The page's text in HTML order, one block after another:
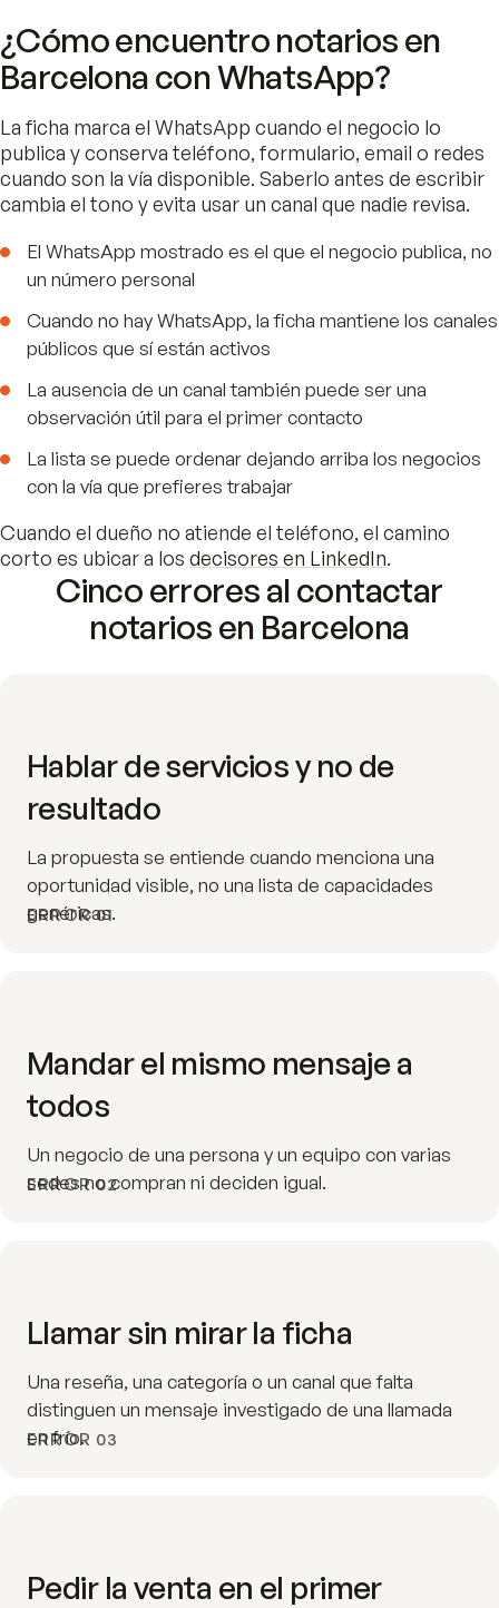
¿Cómo encuentro notarios en
Barcelona con WhatsApp?
La ficha marca el WhatsApp cuando el negocio lo
publica y conserva teléfono, formulario, email o redes
cuando son la vía disponible. Saberlo antes de escribir
cambia el tono y evita usar un canal que nadie revisa.
El WhatsApp mostrado es el que el negocio publica, no
un número personal
Cuando no hay WhatsApp, la ficha mantiene los canales
públicos que sí están activos
La ausencia de un canal también puede ser una
observación útil para el primer contacto
La lista se puede ordenar dejando arriba los negocios
con la vía que prefieres trabajar
Cuando el dueño no atiende el teléfono, el camino
corto es ubicar a los decisores en LinkedIn.
Cinco errores al contactar
notarios en Barcelona
ERROR 01
Hablar de servicios y no de
resultado
La propuesta se entiende cuando menciona una
oportunidad visible, no una lista de capacidades
genéricas.
ERROR 02
Mandar el mismo mensaje a
todos
Un negocio de una persona y un equipo con varias
sedes no compran ni deciden igual.
ERROR 03
Llamar sin mirar la ficha
Una reseña, una categoría o un canal que falta
distinguen un mensaje investigado de una llamada
en frío.
Pedir la venta en el primer